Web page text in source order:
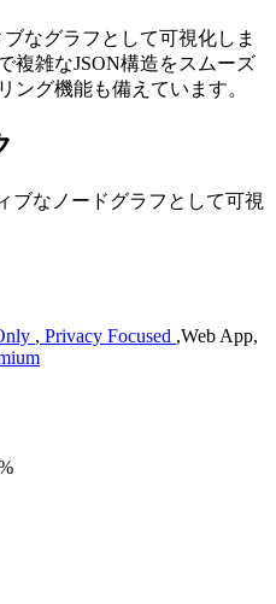
なグラフとして可視化しま
複雑なJSON構造をスムーズ
ング機能も備えています。
ブなノードグラフとして可視
, Privacy Focused ,Web App,